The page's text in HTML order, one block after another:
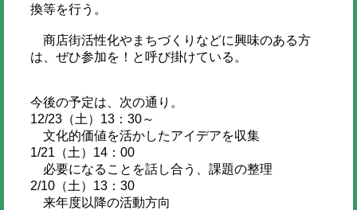
換等を行う。
商店街活性化やまちづくりなどに興味のある方
は、ぜひ参加を！と呼び掛けている。
今後の予定は、次の通り。
12/23（土）13：30～
文化的価値を活かしたアイデアを収集
1/21（土）14：00
必要になることを話し合う、課題の整理
2/10（土）13：30
来年度以降の活動方向